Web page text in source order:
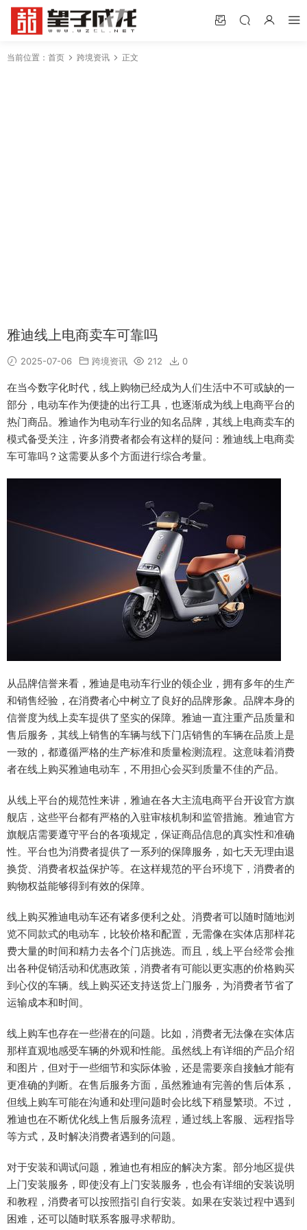
当前位置： 首页 跨境资讯 正文
雅迪线上电商卖车可靠吗
2025-07-06 跨境资讯 212 0
在当今数字化时代，线上购物已经成为人们生活中不可或缺的一
部分，电动车作为便捷的出行工具，也逐渐成为线上电商平台的
热门商品。雅迪作为电动车行业的知名品牌，其线上电商卖车的
模式备受关注，许多消费者都会有这样的疑问：雅迪线上电商卖
车可靠吗？这需要从多个方面进行综合考量。
从品牌信誉来看，雅迪是电动车行业的领企业，拥有多年的生产
和销售经验，在消费者心中树立了良好的品牌形象。品牌本身的
信誉度为线上卖车提供了坚实的保障。雅迪一直注重产品质量和
售后服务，其线上销售的车辆与线下门店销售的车辆在品质上是
一致的，都遵循严格的生产标准和质量检测流程。这意味着消费
者在线上购买雅迪电动车，不用担心会买到质量不佳的产品。
从线上平台的规范性来讲，雅迪在各大主流电商平台开设官方旗
舰店，这些平台都有严格的入驻审核机制和监管措施。雅迪官方
旗舰店需要遵守平台的各项规定，保证商品信息的真实性和准确
性。平台也为消费者提供了一系列的保障服务，如七天无理由退
换货、消费者权益保护等。在这样规范的平台环境下，消费者的
购物权益能够得到有效的保障。
线上购买雅迪电动车还有诸多便利之处。消费者可以随时随地浏
览不同款式的电动车，比较价格和配置，无需像在实体店那样花
费大量的时间和精力去各个门店挑选。而且，线上平台经常会推
出各种促销活动和优惠政策，消费者有可能以更实惠的价格购买
到心仪的车辆。线上购买还支持送货上门服务，为消费者节省了
运输成本和时间。
线上购车也存在一些潜在的问题。比如，消费者无法像在实体店
那样直观地感受车辆的外观和性能。虽然线上有详细的产品介绍
和图片，但对于一些细节和实际体验，还是需要亲自接触才能有
更准确的判断。在售后服务方面，虽然雅迪有完善的售后体系，
但线上购车可能在沟通和处理问题时会比线下稍显繁琐。不过，
雅迪也在不断优化线上售后服务流程，通过线上客服、远程指导
等方式，及时解决消费者遇到的问题。
对于安装和调试问题，雅迪也有相应的解决方案。部分地区提供
上门安装服务，即使没有上门安装服务，也会有详细的安装说明
和教程，消费者可以按照指引自行安装。如果在安装过程中遇到
困难，还可以随时联系客服寻求帮助。